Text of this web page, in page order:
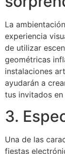
La
experiencia
de utilizar
geométricas
instalaciones
ayudarán a
tus invitados en
3.
Una de las
fiestas